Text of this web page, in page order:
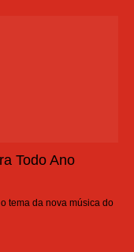
Todo Ano
o tema da nova música do